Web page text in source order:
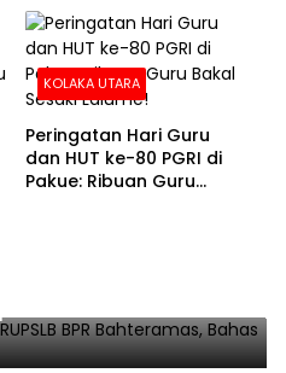
KOLAKA UTARA
Peringatan Hari Guru
dan HUT ke-80 PGRI di
Pakue: Ribuan Guru
BPR Bahteramas,